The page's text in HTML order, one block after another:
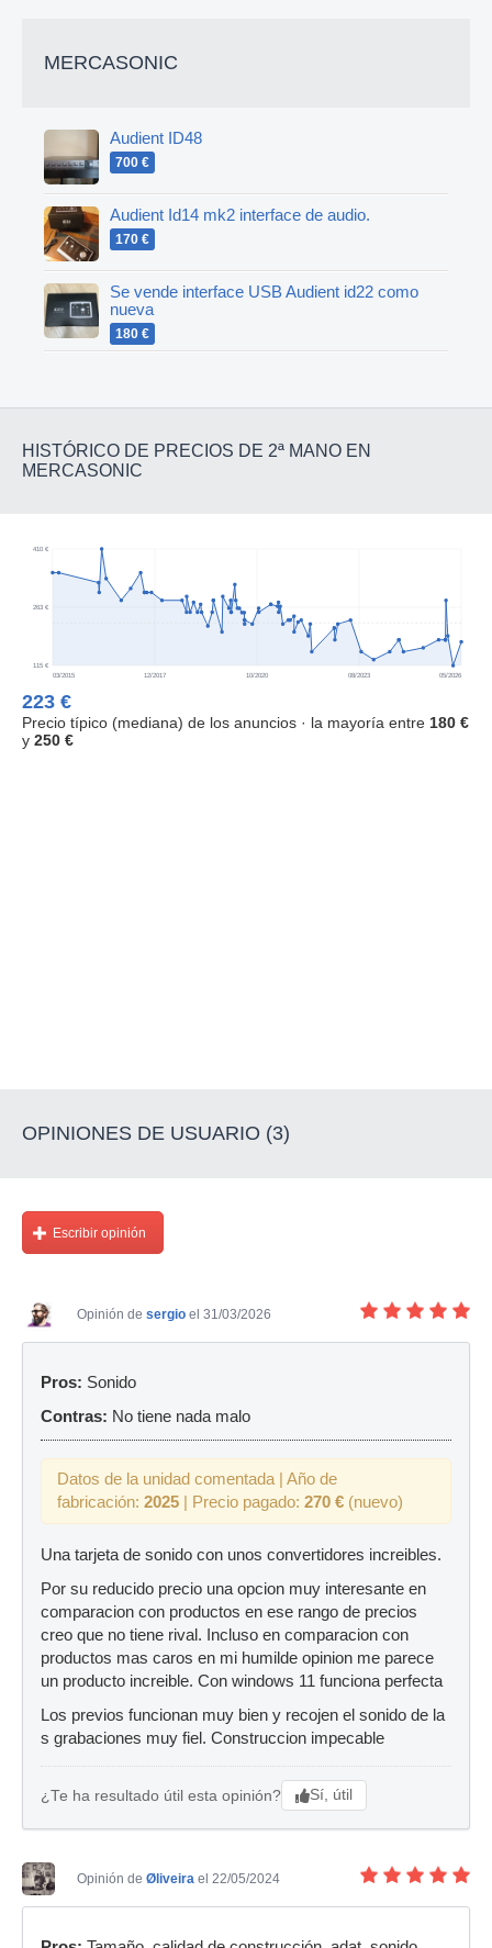
MERCASONIC
Audient ID48
700 €
Audient Id14 mk2 interface de audio.
170 €
Se vende interface USB Audient id22 como
nueva
180 €
HISTÓRICO DE PRECIOS DE 2ª MANO EN
MERCASONIC
115 €
263 €
410 €
03/2015 12/2017 10/2020 08/2023 05/2026
223 €
Precio típico (mediana) de los anuncios · la mayoría entre 180 €
y 250 €
OPINIONES DE USUARIO (3)
Escribir opinión
Opinión de sergio el 31/03/2026
Pros: Sonido
Contras: No tiene nada malo
Datos de la unidad comentada | Año de
fabricación: 2025 | Precio pagado: 270 € (nuevo)
Una tarjeta de sonido con unos convertidores increibles.
Por su reducido precio una opcion muy interesante en
comparacion con productos en ese rango de precios
creo que no tiene rival. Incluso en comparacion con
productos mas caros en mi humilde opinion me parece
un producto increible. Con windows 11 funciona perfecta
Los previos funcionan muy bien y recojen el sonido de la
s grabaciones muy fiel. Construccion impecable
¿Te ha resultado útil esta opinión? Sí, útil
Opinión de Øliveira el 22/05/2024